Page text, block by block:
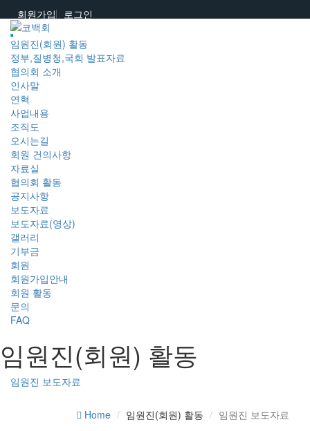
회원가입 로그인
임원진(회원) 활동
정부,질병청,국회 발표자료
협의회 소개
인사말
연혁
사업내용
조직도
오시는길
회원 건의사항
자료실
협의회 활동
공지사항
보도자료
보도자료(영상)
갤러리
기부금
회원
회원가입안내
회원 활동
문의
FAQ
임원진(회원) 활동
임원진 보도자료
Home 임원진(회원) 활동 임원진 보도자료